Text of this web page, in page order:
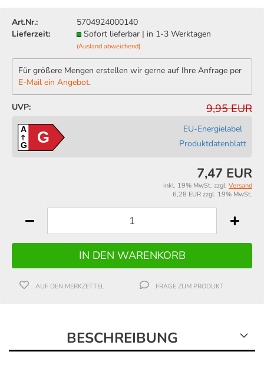
Art.Nr.:
5704924000140
Lieferzeit:
Sofort lieferbar | in 1-3 Werktagen
(Ausland abweichend)
Für größere Mengen erstellen wir gerne auf Ihre Anfrage per
E-Mail ein Angebot.
UVP: 9,95 EUR
A
GG
EU-Energielabel
Produktdatenblatt
7,47 EUR
inkl. 19% MwSt. zzgl. Versand
6,28 EUR zzgl. 19% MwSt.
AUF DEN MERKZETTEL FRAGE ZUM PRODUKT
BESCHREIBUNG